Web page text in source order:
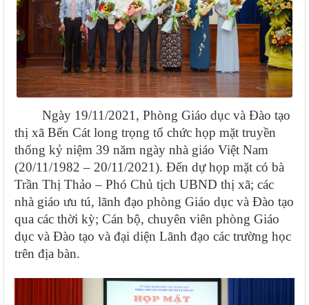
Ngày 19/11/2021 , Phòng Giáo dục và Đào tạo
thị xã Bến Cát long trọng tổ chức họp mặt truyền
thống kỷ niệm 39 năm ngày nhà giáo Việt Nam
(20/11/1982 – 20/11/2021). Đến dự họp mặt có bà
Trần Thị Thảo – Phó Chủ tịch UBND thị xã; các
nhà giáo ưu tú, lãnh đạo phòng Giáo dục và Đào tạo
qua các thời kỳ; Cán bộ, chuyên viên phòng Giáo
dục và Đào tạo và đại diện Lãnh đạo các trường học
trên địa bàn.